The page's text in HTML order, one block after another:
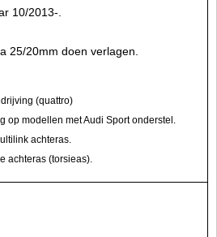
10/2013-.
25/20mm doen verlagen.
(quattro)
op modellen met Audi Sport onderstel.
achteras.
achteras (torsieas).